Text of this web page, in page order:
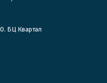
БЦ Квартал